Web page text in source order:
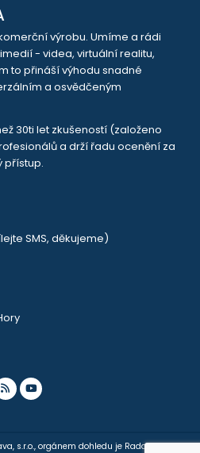
výrobu. Umíme a rádi
- videa, virtuální realitu,
to přináší výhodu snadné
a osvědčeným
30ti let zkušeností (založeno
a drží řadu ocenění za
přístup.
SMS, děkujeme)
s.r.o., orgánem dohledu je Rada pro